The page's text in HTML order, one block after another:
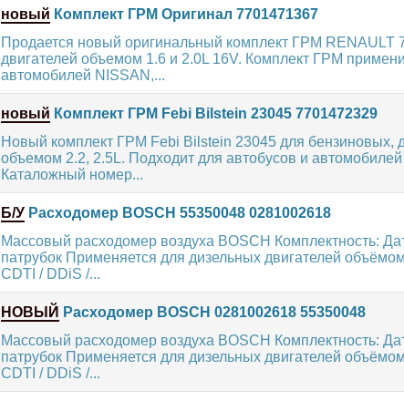
новый Комплект ГРМ Оригинал 7701471367
Продается новый оригинальный комплект ГРМ RENAULT
двигателей объемом 1.6 и 2.0L 16V. Комплект ГРМ
автомобилей NISSAN,...
новый Комплект ГРМ Febi Bilstein 23045 7701472329
Новый комплект ГРМ Febi Bilstein 23045 для бензиновых,
объемом 2.2, 2.5L. Подходит для автобусов и
Каталожный номер...
Б/У Расходомер BOSCH 55350048 0281002618
Массовый расходомер воздуха BOSCH Комплектность:
патрубок Применяется для дизельных двигателей
CDTI / DDiS /...
НОВЫЙ Расходомер BOSCH 0281002618 55350048
Массовый расходомер воздуха BOSCH Комплектность:
патрубок Применяется для дизельных двигателей
CDTI / DDiS /...